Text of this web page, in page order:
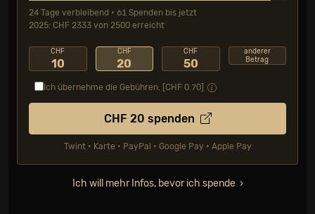
24 Tage verbleibend • 61 Spenden bis jetzt
2025: CHF 2333 von 2500 erreicht
CHF
10
CHF
20
CHF
50
anderer
Betrag
Ich übernehme die Gebühren. [CHF 0.70
CHF 20 spenden
Twint • Karte • PayPal • Google Pay • Apple Pay
Ich will mehr Infos, bevor ich spende